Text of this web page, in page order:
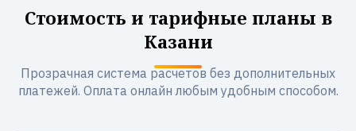
Стоимость и тарифные планы в
Казани
Прозрачная система расчетов без дополнительных
платежей. Оплата онлайн любым удобным способом.